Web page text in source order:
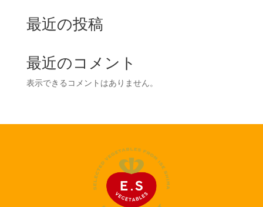
最近の投稿
最近のコメント
表示できるコメントはありません。